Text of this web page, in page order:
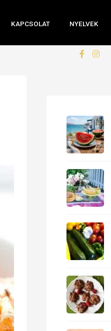
KAPCSOLAT NYELVEK